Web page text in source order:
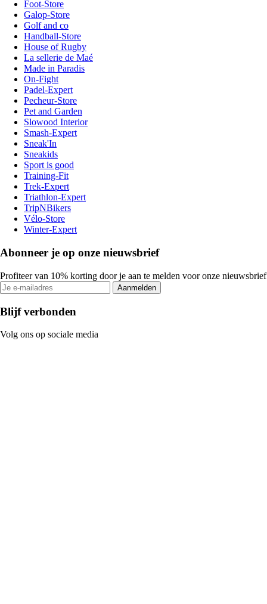
Foot-Store
Galop-Store
Golf and co
Handball-Store
House of Rugby
La sellerie de Maé
Made in Paradis
On-Fight
Padel-Expert
Pecheur-Store
Pet and Garden
Slowood Interior
Smash-Expert
Sneak'In
Sneakids
Sport is good
Training-Fit
Trek-Expert
Triathlon-Expert
TripNBikers
Vélo-Store
Winter-Expert
Abonneer je op onze nieuwsbrief
Profiteer van 10% korting door je aan te melden voor onze nieuwsbrief
Aanmelden
Blijf verbonden
Volg ons op sociale media